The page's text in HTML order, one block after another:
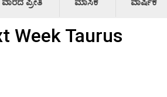
ವಾರದ ಪ್ರೀತಿ ಮಾಸಿಕ ವಾರ್ಷಿಕ
Taurus